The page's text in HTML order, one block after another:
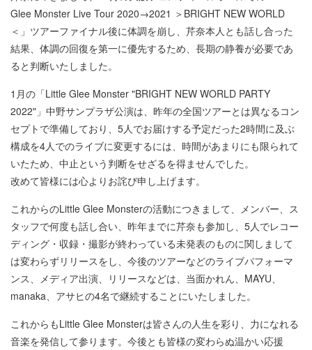
Glee Monster Live Tour 2020→2021 ＞BRIGHT NEW WORLD
＜」ツアーファイナル後に体調を崩し、芹奈本人とも話し合った
結果、体調の回復を第一に優先するため、長期の静養が必要であ
ると判断いたしました。
1月の「Little Glee Monster "BRIGHT NEW WORLD PARTY
2022"」中野サンプラザ公演は、昨年の全国ツアーとは異なるコン
セプトで準備しており、5人でお届けする予定だった2時間に及ぶ
構成を4人でのライブに変更するには、時間があまりにも限られて
いたため、中止という判断をせざるを得ませんでした。
改めて皆様には心よりお詫び申し上げます。
これからのLittle Glee Monsterの活動につきまして、メンバー、ス
タッフで何度も話し合い、昨年までに芹奈も参加し、5人でレコー
ディング・収録・撮影が終わっている未発表のものに関しまして
は変わらずリリースをし、今後のツアーなどのライブパフォーマ
ンス、メディア出演、リリースなどは、当面かれん、MAYU、
manaka、アサヒの4名で継続することにいたしました。
これからもLittle Glee Monsterは皆さんの人生を彩り、力になれる
音楽を発信して参ります。今後とも皆様の変わらぬ温かい応援